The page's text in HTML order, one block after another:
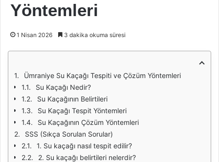
Yöntemleri
1 Nisan 2026 3 dakika okuma süresi
Ümraniye Su Kaçağı Tespiti ve Çözüm Yöntemleri
Su Kaçağı Nedir?
Su Kaçağının Belirtileri
Su Kaçağı Tespit Yöntemleri
Su Kaçağının Çözüm Yöntemleri
SSS (Sıkça Sorulan Sorular)
1. Su kaçağı nasıl tespit edilir?
2. Su kaçağı belirtileri nelerdir?